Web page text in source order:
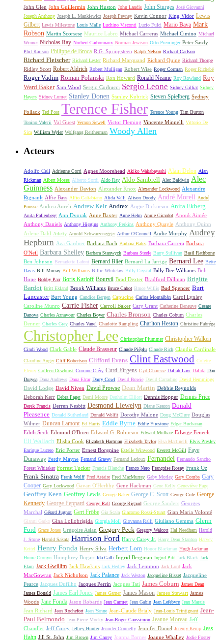
John Glen John Guillermin John Huston John Landis John Sturges José Giovanni
Joseph Anthony Joseph L. Mankiewicz Joseph Pevney Kevin Connor King Vidor Lewis
Gilbert Lewis Milestone Louis Malle Luchino Visconti Lucio Fulci Mario Bava Mark
Robson Martin Scorsese Maurice Labro Michael Carreras Michael Cimino Michael
Winner Nicholas Ray Norbert Carbonnaux Norman Jewison Otto Preminger Peter Sasdy
Phil Karlson Philippe de Broca R.G. Springsteen Ralph Nelson Richard Carlson
Richard Fleischer Richard Lester Richard Marquand Richard Quine Richard Thorpe
Ridley Scott Robert Aldrich Robert Mulligan Robert Wise Roger Corman Roger Richebé
Roger Vadim Roman Polanski Ron Howard Ronald Neame Roy Rowland Roy
Ward Baker Sam Wood Sergio Corbucci Sergio Leone Sidney Gilliat Sidney
Hayers Sidney Lumet Stanley Donen Stanley Kubrick Steven Spielberg Sydney
Pollack Ted Post Terence Fisher Terence Young Tim Burton
Tonino Valerii Val Guest Vernon Sewell Victor Fleming Vincente Minnelli Vittorio De
Sica William Wyler Wolfgang Reitherman Woody Allen
Acteurs
Adolfo Celi Adrienne Corri Agnes Moorehead Akiko Wakabayashi Alain Delon Alan
Rickman Albert Moses Alberto Sordi Aldo Ray Aldo Sambrell Alec Baldwin Alec
Guinness Alexander Davion Alexander Knox Alexander Lockwood Alexandre
Rignault Alfie Bass Alfio Caltabiano Alida Valli Alison Doody André Morell André
Pousse Andrea Aureli Andrew Keir Andrex Angie Dickinson Anita Ekberg
Anita Pallenberg Ann Dvorak Anne Baxter Anne Helm Annie Girardot Anouk Aimée
Anthony Daniels Anthony Higgins Anthony Perkins Anthony Quayle Anthony Quinn
Arlene Dahl Arletty Arnold Schwarzenegger Arthur O'Connell Audie Murphy Audrey
Hepburn Ava Gardner Barbara Bach Barbara Bates Barbara Carrera Barbara
O'Neil Barbara Shelley Barbara Stanwyck Barbara Steele Barry Sullivan Basil Rathbone
Ben Johnson Bernadette Lafont Bernard Blier Bernard La Jarrige Bernard Lee Bette
Davis Bill Murray Bill Williams Billie Whitelaw Billy Crystal Billy Dee Williams Bob
Hope Bobby Parr Boris Karloff Bourvil Brad Dexter Bradford Dillman Brigitte
Bardot Britt Ekland Brook Williams Bruce Cabot Bruce Willis Bud Spencer Burt
Lancaster Burt Young Candice Bergen Capucine Carlos Montalbán Carol Lynley
Caroline Munro Carrie Fisher Carroll Baker Cary Grant Catherine Deneuve Cesare
Danova Charles Aznavour Charles Boyer Charles Bronson Charles Coburn Charles
Denner Charles Gray Charles Vanel Charlotte Rampling Charlton Heston Christine Fabréga
Christopher Lee Christopher Plummer Christopher Walken
Cindi Wood Clark Gable Claude Brasseur Claude Piéplu Claude Rich Claudia Cardinale
Claudine Auger Cliff Robertson Clifford Evans Clint Eastwood Colette
Fleury Colleen Dewhurst Corinne Cléry Curd Jürgens Cyd Charisse Daliah Lavi Dalida Dan
Duryea Dana Andrews Dana Elcar Darry Cowl David Bowie David Carradine David Hemmings
David Lodge David Niven David Prowse Dean Martin Debbie Reynolds
Deborah Kerr Debra Paget Demi Moore Denholm Elliott Dennis Hopper Dennis Price
Derek Francis Derren Nesbitt Desmond Llewelyn Diane Keaton Donald
Pleasence Donald Sutherland Donald Wolfit Dorothy Malone Doug McClure Douglas
Wilmer Duncan Lamont Ed Harris Eddie Byrne Eddie Firestone Edgar Buchanan
Edith Scob Edmond O'Brien Edward G. Robinson Edward Mulhare Edwige Fenech
Eli Wallach Elisha Cook Elizabeth Hartman Elizabeth Taylor Elsa Martinelli Elvis Presley
Enrique Lucero Eric Porter Ernest Borgnine Estelle Winwood Everett McGill Faye
Dunaway Ferdy Mayne Fernand Gravey Fernand Ledoux Fernandel Fernando Sancho
Forest Whitaker Forrest Tucker Francis Blanche Franco Nero Françoise Rosay Frank Oz
Frank Sinatra Frank Wolff Fred Astaire Fred MacMurray Gaby Morlay Gary Combs Gary
Cooper Gary Lockwood Gavan O'Herlihy Gene Hackman Gene Kelly Geneviève Page
Geoffrey Keen Geoffrey Lewis George Baker George C. Scott George Cole George
Kennedy George Peppard George Raft George Rigaud George Sanders Georges
Marchal Gérard Jugnot Gert Fröbe Gia Scala Giacomo Rossi-Stuart Gian Maria Volonté
Gianni Garko Gina Lollobrigida Giorgia Moll Giovanna Ralli Giuliano Gemma Glenn
Ford Grace Jones Grégoire Aslan Gregory Peck Gregory Walcott Hal Needham Harold
J. Stone Harold Sakata Harrison Ford Harry Carey Jr. Harry Dean Stanton Harvey
Keitel Henry Fonda Henry Silva Herbert Lom Honor Blackman Hugh Jackman
Hume Cronyn Humphrey Bogart Ida Galli Ingrid Bergman Ingrid Pitt Jack Black Jack
Elam Jack Gwillim Jack Hawkins Jack Hedley Jack Lemmon Jack Lord Jack
MacGowran Jack Nicholson Jack Palance Jack Weston Jacqueline Bisset Jacqueline
Pearce Jacques Dufilho Jacques Perrin Jacques Tati James Coburn James Dean
James Donald James Earl Jones James Garner James Mason James Stewart James
Woods Jane Fonda Jason Robards Jean Carmet Jean Gabin Jean Lefebvre Jean Marais
Jean Richard Jean Rochefort Jean Yanne Jean-Claude Brialy Jean-Louis Trintignant Jean-
Paul Belmondo Jean-Pierre Mocky Jean-Roger Caussimon Jeanne Moreau Jeff
Chandler Jeff Corey Jeffrey Hunter Jennifer Connelly Jennifer Daniel Jeremy Kemp Jess
Hahn Jill St. John Jim Brown Jim Carrey Joanna Barnes Joanne Whalley Jodie Foster